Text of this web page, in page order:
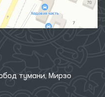
тумани, Мирзо